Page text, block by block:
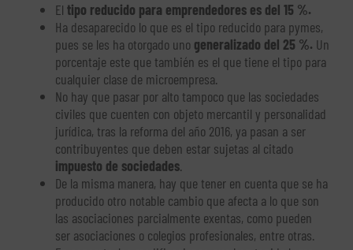
El tipo reducido para emprendedores es del 15 %.
Ha desaparecido lo que es el tipo reducido para pymes,
pues se les ha otorgado uno generalizado del 25 %. Un
porcentaje este que también es el que tiene el tipo para
cualquier clase de microempresa.
No hay que pasar por alto tampoco que las sociedades
civiles que cuenten con objeto mercantil y personalidad
jurídica, tras la reforma del año 2016, ya pasan a ser
contribuyentes que deben estar sujetas al citado
impuesto de sociedades.
De la misma manera, hay que tener en cuenta que se ha
producido otro notable cambio que afecta a lo que son
las asociaciones parcialmente exentas, como pueden
ser asociaciones o colegios profesionales, entre otras.